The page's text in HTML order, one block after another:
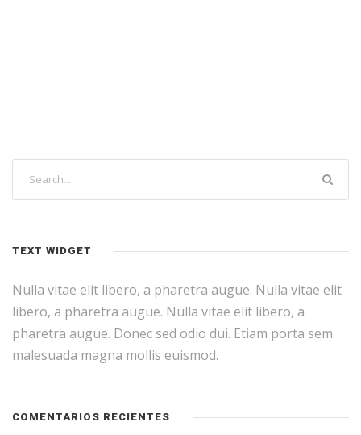
TEXT WIDGET
Nulla vitae elit libero, a pharetra augue. Nulla vitae elit
libero, a pharetra augue. Nulla vitae elit libero, a
pharetra augue. Donec sed odio dui. Etiam porta sem
malesuada magna mollis euismod.
COMENTARIOS RECIENTES